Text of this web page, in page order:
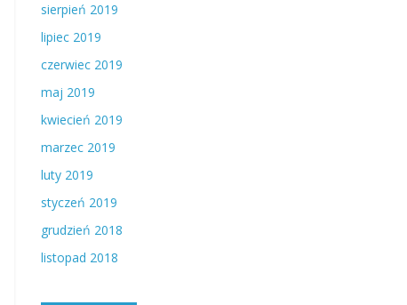
sierpień 2019
lipiec 2019
czerwiec 2019
maj 2019
kwiecień 2019
marzec 2019
luty 2019
styczeń 2019
grudzień 2018
listopad 2018